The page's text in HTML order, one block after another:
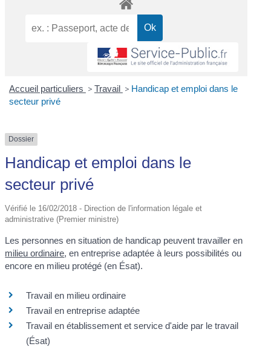
Accueil particuliers > Travail > Handicap et emploi dans le
secteur privé
Dossier
Handicap et emploi dans le
secteur privé
Vérifié le 16/02/2018 - Direction de l'information légale et
administrative (Premier ministre)
Les personnes en situation de handicap peuvent travailler en
milieu ordinaire, en entreprise adaptée à leurs possibilités ou
encore en milieu protégé (en Ésat).
Travail en milieu ordinaire
Travail en entreprise adaptée
Travail en établissement et service d'aide par le travail
(Ésat)